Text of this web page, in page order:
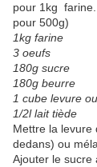
pour 1kg
pour 500g)
1kg farine
3 oeufs
180g sucre
180g beurre
1 cube levure
1/2l lait tiède
Mettre la levure
dedans) ou
Ajouter le sucre